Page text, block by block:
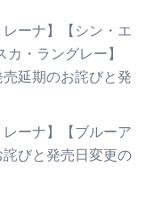
ーナ】【シン・エ
・ラングレー】
延期のお詫びと発
ーナ】【ブルーア
びと発売日変更の